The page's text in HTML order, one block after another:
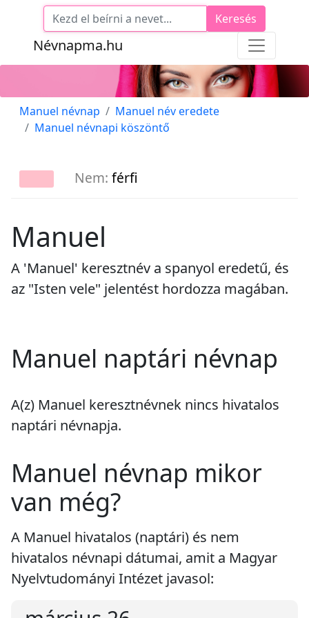
Névnapma.hu
Keresés
Manuel névnap
Manuel név eredete
Manuel névnapi köszöntő
Nem: férfi
Manuel
A 'Manuel' keresztnév a spanyol eredetű, és
az "Isten vele" jelentést hordozza magában.
Manuel naptári névnap
A(z) Manuel keresztnévnek nincs hivatalos
naptári névnapja.
Manuel névnap mikor
van még?
A Manuel hivatalos (naptári) és nem
hivatalos névnapi dátumai, amit a Magyar
Nyelvtudományi Intézet javasol: